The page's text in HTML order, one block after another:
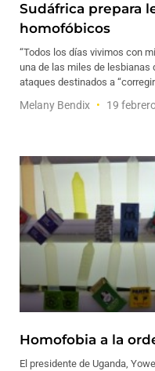
Sudáfrica prepara
homofóbicos
“Todos los días vivimos con
una de las miles de
ataques destinados a
Melany Bendix 19
Homofobia a la
El presidente de Uganda,